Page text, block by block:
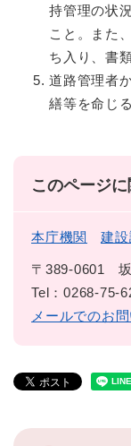
持管理の状
こと。また
ち入り、書
道路管理者
繕等を命じ
このページ
本庁機関 建設
〒389-0601
Tel：0268-75-
メールでのお